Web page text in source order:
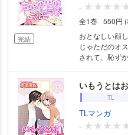
完結
-
全1巻
550円
おとなしい顔
じゃただのオ
されて、恥ず
いもうとは
TL
TLマンガ
-